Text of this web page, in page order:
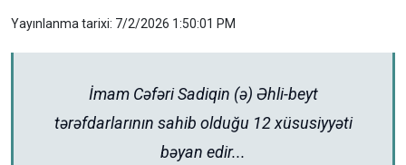
Yayınlanma tarixi: 7/2/2026 1:50:01 PM
İmam Cəfəri Sadiqin (ə) Əhli-beyt
tərəfdarlarının sahib olduğu 12 xüsusiyyəti
bəyan edir...